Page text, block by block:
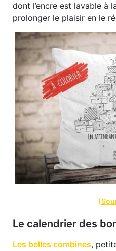
dont l’encre est lavable à
prolonger le plaisir en le
(
Le calendrier des
Les belles combines,